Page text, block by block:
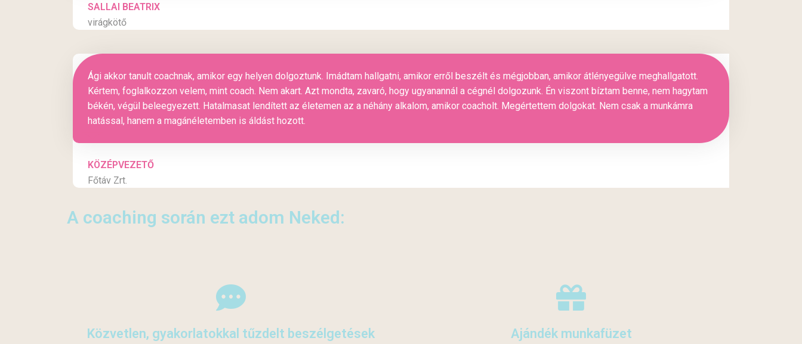
SALLAI BEATRIX
virágkötő
Ági akkor tanult coachnak, amikor egy helyen dolgoztunk. Imádtam hallgatni, amikor erről beszélt és mégjobban, amikor átlényegülve meghallgatott.
Kértem, foglalkozzon velem, mint coach. Nem akart. Azt mondta, zavaró, hogy ugyanannál a cégnél dolgozunk. Én viszont bíztam benne, nem hagytam
békén, végül beleegyezett. Hatalmasat lendített az életemen az a néhány alkalom, amikor coacholt. Megértettem dolgokat. Nem csak a munkámra
hatással, hanem a magánéletemben is áldást hozott.
KÖZÉPVEZETŐ
Főtáv Zrt.
A coaching során ezt adom Neked:
Közvetlen, gyakorlatokkal tűzdelt beszélgetések Ajándék munkafüzet